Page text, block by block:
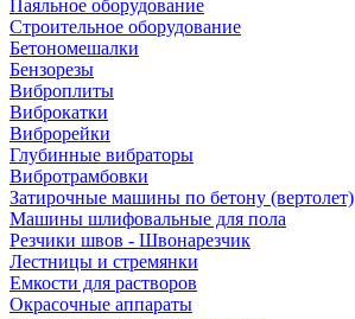
Паяльное оборудование
Строительное оборудование
Бетономешалки
Бензорезы
Виброплиты
Виброкатки
Виброрейки
Глубинные вибраторы
Вибротрамбовки
Затирочные машины по бетону (вертолет)
Машины шлифовальные для пола
Резчики швов - Швонарезчик
Лестницы и стремянки
Емкости для растворов
Окрасочные аппараты